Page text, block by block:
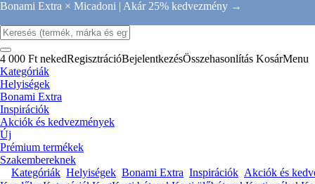
Bonami Extra × Micadoni | Akár 25% kedvezmény →
4 000 Ft nekedRegisztrációBejelentkezésÖsszehasonlítás KosárMenu
Kategóriák
Helyiségek
Bonami Extra
Inspirációk
Akciók és kedvezmények
Új
Prémium termékek
Szakembereknek
Kategóriák Helyiségek Bonami Extra Inspirációk Akciók és